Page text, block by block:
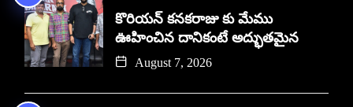
కొరియన్ కనకరాజు కు మేము
ఊహించిన దానికంటే అద్భుతమైన
August 7, 2026